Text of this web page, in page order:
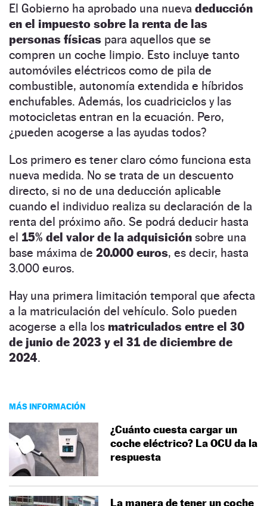
El Gobierno ha aprobado una nueva deducción
en el impuesto sobre la renta de las
personas físicas para aquellos que se
compren un coche limpio. Esto incluye tanto
automóviles eléctricos como de pila de
combustible, autonomía extendida e híbridos
enchufables. Además, los cuadriciclos y las
motocicletas entran en la ecuación. Pero,
¿pueden acogerse a las ayudas todos?
Los primero es tener claro cómo funciona esta
nueva medida. No se trata de un descuento
directo, si no de una deducción aplicable
cuando el individuo realiza su declaración de la
renta del próximo año. Se podrá deducir hasta
el 15% del valor de la adquisición sobre una
base máxima de 20.000 euros, es decir, hasta
3.000 euros.
Hay una primera limitación temporal que afecta
a la matriculación del vehículo. Solo pueden
acogerse a ella los matriculados entre el 30
de junio de 2023 y el 31 de diciembre de
2024.
MÁS INFORMACIÓN
¿Cuánto cuesta cargar un
coche eléctrico? La OCU da la
respuesta
La manera de tener un coche